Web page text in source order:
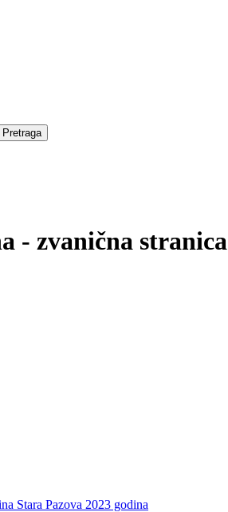
Pretraga
- zvanična stranica
Stara Pazova 2023 godina